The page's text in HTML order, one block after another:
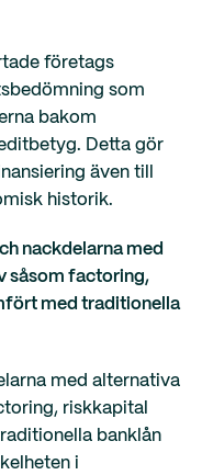
företags
som
bakom
Detta gör
även till
historik.
nackdelarna med
såsom factoring,
med traditionella
med alternativa
riskkapital
banklån
i